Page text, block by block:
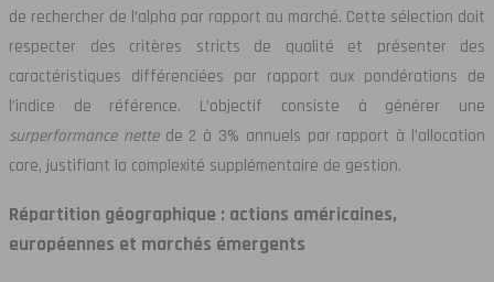
de rechercher de l’alpha par rapport au marché. Cette sélection doit
respecter des critères stricts de qualité et présenter des
caractéristiques différenciées par rapport aux pondérations de
l’indice de référence. L’objectif consiste à générer une
surperformance nette de 2 à 3% annuels par rapport à l’allocation
core, justifiant la complexité supplémentaire de gestion.
Répartition géographique : actions américaines,
européennes et marchés émergents